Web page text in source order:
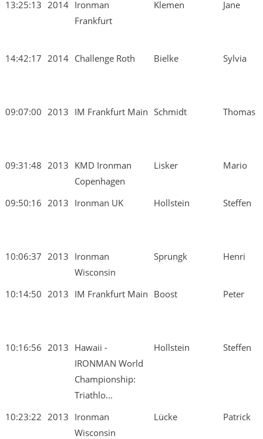
13:25:13 2014 Ironman
Frankfurt
Klemen Jane
14:42:17 2014 Challenge Roth Bielke Sylvia
09:07:00 2013 IM Frankfurt Main Schmidt Thomas
09:31:48 2013 KMD Ironman
Copenhagen
Lisker Mario
09:50:16 2013 Ironman UK Hollstein Steffen
10:06:37 2013 Ironman
Wisconsin
Sprungk Henri
10:14:50 2013 IM Frankfurt Main Boost Peter
10:16:56 2013 Hawaii -
IRONMAN World
Championship:
Triathlo...
Hollstein Steffen
10:23:22 2013 Ironman
Wisconsin
Lücke Patrick